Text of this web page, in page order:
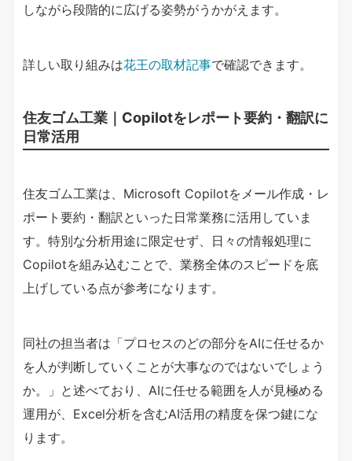
しながら段階的に広げる姿勢がうかがえます。
詳しい取り組みは花王の取材記事で確認できます。
住友ゴム工業｜Copilotをレポート要約・翻訳に
日常活用
住友ゴム工業は、Microsoft Copilotをメール作成・レ
ポート要約・翻訳といった日常業務に活用していま
す。特別な分析用途に限定せず、日々の情報処理に
Copilotを組み込むことで、業務全体のスピードを底
上げしている点が参考になります。
同社の担当者は「プロセスのどの部分をAIに任せるか
を人が判断していくことが大事なのではないでしょう
か。」と述べており、AIに任せる範囲を人が見極める
運用が、Excel分析を含むAI活用の精度を保つ鍵にな
ります。